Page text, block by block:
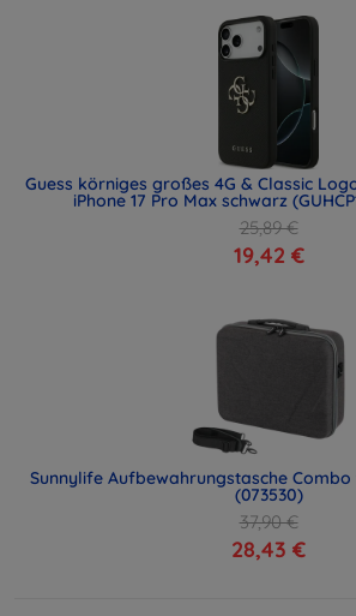
Guess körniges großes 4G & Classic
iPhone 17 Pro Max schwarz
25,89 €
19,42 €
Sunnylife Aufbewahrungstasche
(073530)
37,90 €
28,43 €